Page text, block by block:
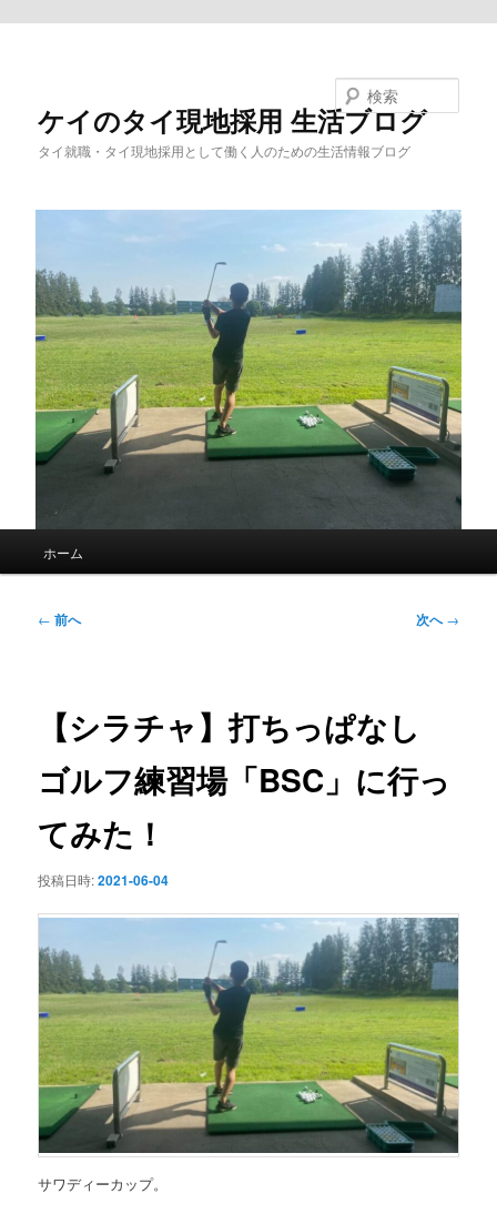
ケイのタイ現地採用 生活ブログ
タイ就職・タイ現地採用として働く人のための生活情報ブログ
ホーム
投
ョ
← 前へ 次へ→
【シラチャ】打ちっぱなし
ゴルフ練習場「BSC」に行っ
てみた！
投稿日時:2021-06-04
サワディーカップ。